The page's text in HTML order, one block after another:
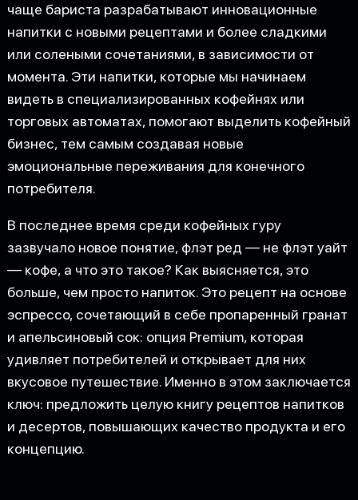
чаще бариста разрабатывают инновационные
напитки с новыми рецептами и более сладкими
или солеными сочетаниями, в зависимости от
момента. Эти напитки, которые мы начинаем
видеть в специализированных кофейнях или
торговых автоматах, помогают выделить кофейный
бизнес, тем самым создавая новые
эмоциональные переживания для конечного
потребителя.
В последнее время среди кофейных гуру
зазвучало новое понятие, флэт ред — не флэт уайт
— кофе, а что это такое? Как выясняется, это
больше, чем просто напиток. Это рецепт на основе
эспрессо, сочетающий в себе пропаренный гранат
и апельсиновый сок: опция Premium, которая
удивляет потребителей и открывает для них
вкусовое путешествие. Именно в этом заключается
ключ: предложить целую книгу рецептов напитков
и десертов, повышающих качество продукта и его
концепцию.